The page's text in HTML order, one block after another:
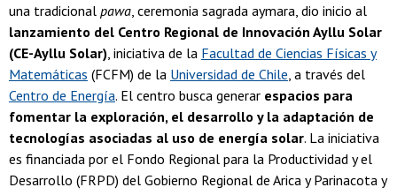
una tradicional pawa, ceremonia sagrada aymara, dio inicio al
lanzamiento del Centro Regional de Innovación Ayllu Solar
(CE-Ayllu Solar), iniciativa de la Facultad de Ciencias Físicas y
Matemáticas (FCFM) de la Universidad de Chile, a través del
Centro de Energía. El centro busca generar espacios para
fomentar la exploración, el desarrollo y la adaptación de
tecnologías asociadas al uso de energía solar. La iniciativa
es financiada por el Fondo Regional para la Productividad y el
Desarrollo (FRPD) del Gobierno Regional de Arica y Parinacota y